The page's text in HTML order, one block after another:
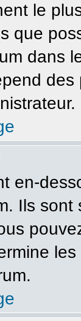
le
que
dans
en-
Ils